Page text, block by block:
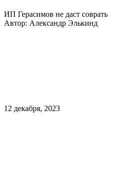
ИП Герасимов не даст соврать
Автор: Александр Элькинд
12 декабря, 2023